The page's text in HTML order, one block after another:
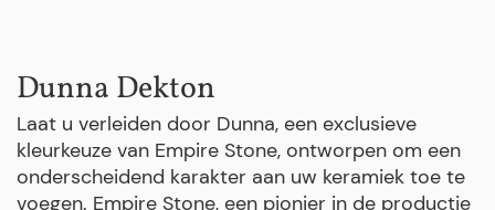
Dunna Dekton
Laat u verleiden door Dunna, een exclusieve
kleurkeuze van Empire Stone, ontworpen om een
onderscheidend karakter aan uw keramiek toe te
voegen. Empire Stone, een pionier in de productie